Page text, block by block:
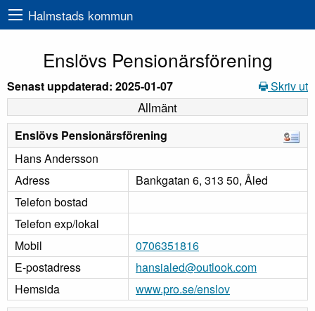
Halmstads kommun
Enslövs Pensionärsförening
Senast uppdaterad: 2025-01-07 Skriv ut
Allmänt
Enslövs Pensionärsförening
Hans Andersson
Adress
Bankgatan 6, 313 50, Åled
Telefon bostad
Telefon exp/lokal
Mobil
0706351816
E-postadress
hansialed@outlook.com
Hemsida
www.pro.se/enslov